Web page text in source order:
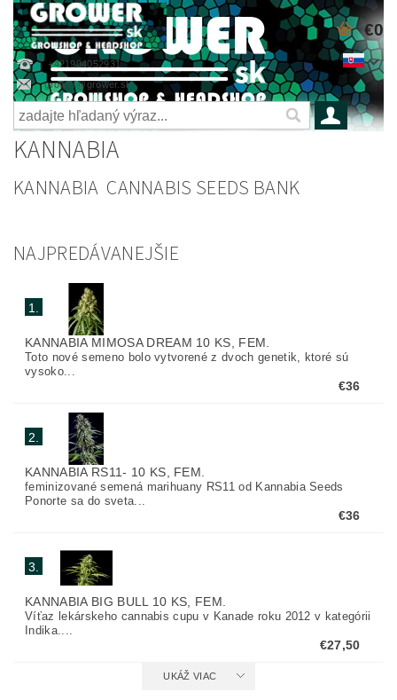
+421904052931
grower@grower.sk
€0
KANNABIA
KANNABIA CANNABIS SEEDS BANK
NAJPREDÁVANEJŠIE
1.
KANNABIA MIMOSA DREAM 10 KS, FEM.
Toto nové semeno bolo vytvorené z dvoch genetik, ktoré sú
vysoko...
€36
2.
KANNABIA RS11- 10 KS, FEM.
feminizované semená marihuany RS11 od Kannabia Seeds
Ponorte sa do sveta...
€36
3.
KANNABIA BIG BULL 10 KS, FEM.
Víťaz lekárskeho cannabis cupu v Kanade roku 2012 v kategórii
Indika....
€27,50
UKÁŽ VIAC